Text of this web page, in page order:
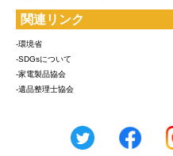
関連リンク
-環境省
-SDGsについて
-家電製品協会
-遺品整理士協会